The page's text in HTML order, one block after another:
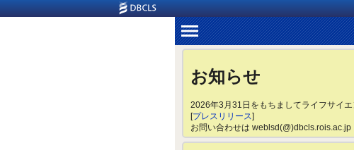
お知らせ
2026年3月31日をもちましてライフサイ
[プレスリリース]
お問い合わせは weblsd(@)dbcls.rois.ac.jp